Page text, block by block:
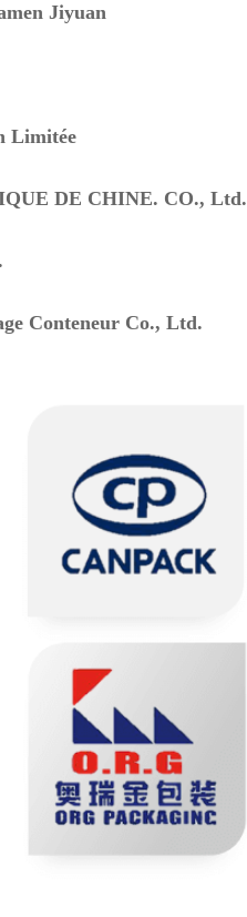
Jiyuan
Limitée
DE CHINE. CO., Ltd.
Conteneur Co., Ltd.